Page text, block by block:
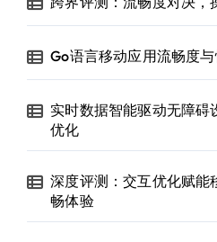
Go语言移动应用流畅度与
实时数据智能驱动无障碍
优化
深度评测：交互优化赋能
畅体验